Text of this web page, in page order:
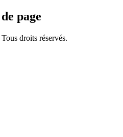
page
droits réservés.